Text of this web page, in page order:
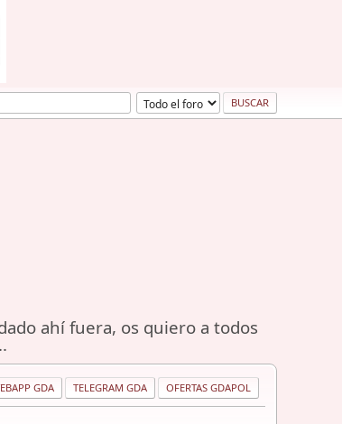
ahí fuera, os quiero a todos
GDA TELEGRAM GDA OFERTAS GDAPOL